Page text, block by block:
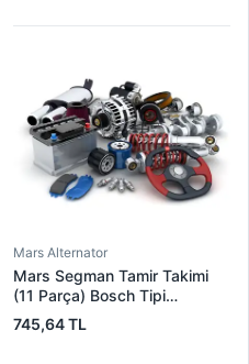
Mars Alternator
Mars Segman Tamir Takimi
(11 Parça) Bosch Tipi
Mercedes Kamyon | KLF
111967
745,64 TL